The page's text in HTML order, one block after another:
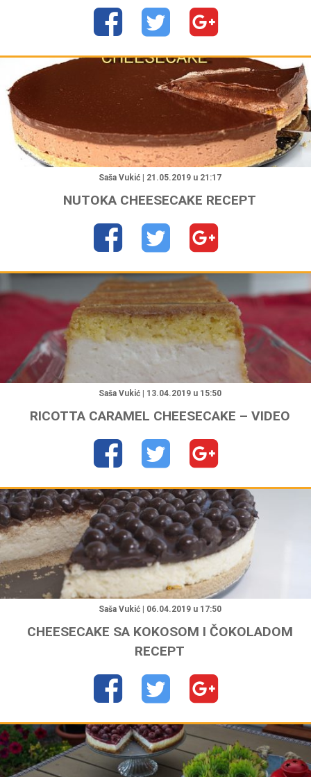
"
Saša Vukić | 21.05.2019 u 21:17
NUTOKA CHEESECAKE RECEPT
Saša Vukić | 13.04.2019 u 15:50
RICOTTA CARAMEL CHEESECAKE – VIDEO
"
Saša Vukić | 06.04.2019 u 17:50
CHEESECAKE SA KOKOSOM I ČOKOLADOM
RECEPT